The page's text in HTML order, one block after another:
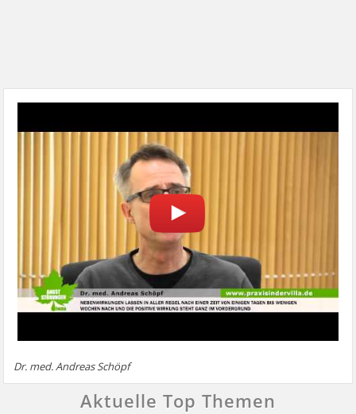
Dr. med. Andreas Schöpf
Aktuelle Top Themen